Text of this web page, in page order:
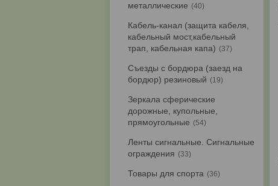
металлические
40
Кабель-канал (защита кабеля,
кабельный мост,кабельный
трап, кабельная капа)
37
Съезды с бордюра (заезд на
бордюр) резиновый
19
Зеркала сферические
дорожные, купольные,
прямоугольные
54
Ленты сигнальные. Сигнальные
ограждения
33
Товары для спорта 36